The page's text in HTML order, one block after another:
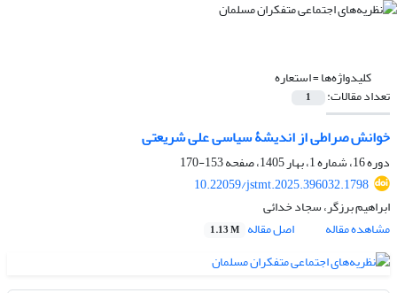
کلیدواژه‌ها =استعاره
تعداد مقالات: 1
خوانش صراطی از اندیشۀ سیاسی علی شریعتی
دوره 16، شماره 1، بهار 1405، صفحه
153-170
10.22059/jstmt.2025.396032.1798
ابراهیم برزگر، سجاد خدائی
مشاهده مقاله
اصل مقاله 1.13 M